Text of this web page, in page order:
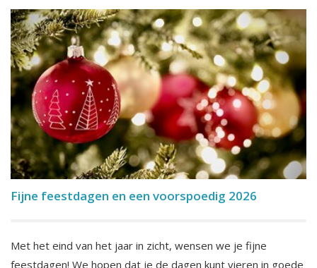
Fijne feestdagen en een voorspoedig 2026
Met het eind van het jaar in zicht, wensen we je fijne
feestdagen! We hopen dat je de dagen kunt vieren in goede